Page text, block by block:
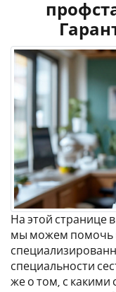
На этой странице
мы можем помочь
специальности
же о том, с какими